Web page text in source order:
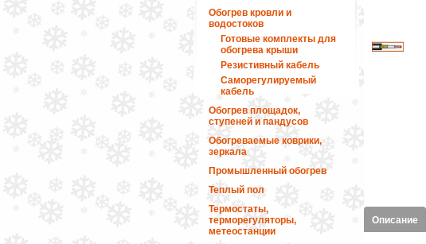
Обогрев кровли и
водостоков
Готовые комплекты для
обогрева крыши
Резистивный кабель
Саморегулируемый
кабель
Обогрев площадок,
ступеней и пандусов
Обогреваемые коврики,
зеркала
Промышленный обогрев
Теплый пол
Термостаты,
терморегуляторы,
метеостанции
Описание